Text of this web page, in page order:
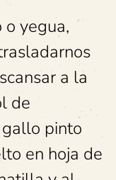
yegua,
a la
de
pinto
en hoja de